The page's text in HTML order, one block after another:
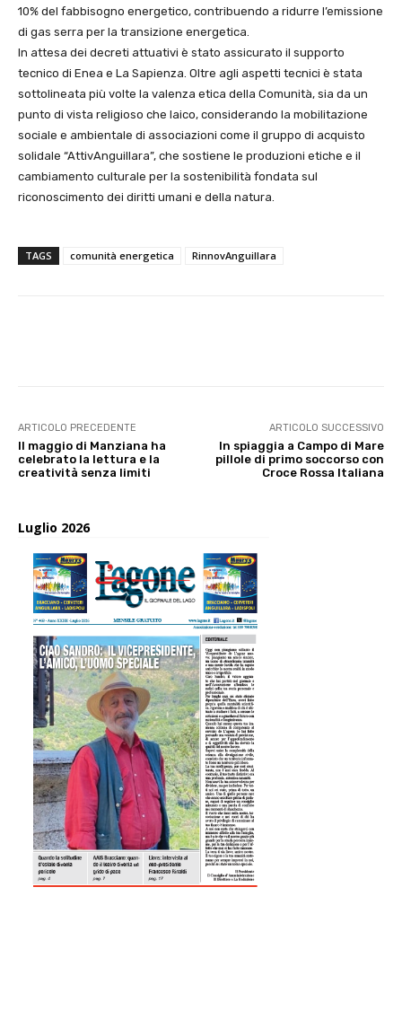
10% del fabbisogno energetico, contribuendo a ridurre l’emissione
di gas serra per la transizione energetica.
In attesa dei decreti attuativi è stato assicurato il supporto
tecnico di Enea e La Sapienza. Oltre agli aspetti tecnici è stata
sottolineata più volte la valenza etica della Comunità, sia da un
punto di vista religioso che laico, considerando la mobilitazione
sociale e ambientale di associazioni come il gruppo di acquisto
solidale “AttivAnguillara”, che sostiene le produzioni etiche e il
cambiamento culturale per la sostenibilità fondata sul
riconoscimento dei diritti umani e della natura.
TAGS comunità energetica RinnovAnguillara
ARTICOLO PRECEDENTE
Il maggio di Manziana ha
celebrato la lettura e la
creatività senza limiti
ARTICOLO SUCCESSIVO
In spiaggia a Campo di Mare
pillole di primo soccorso con
Croce Rossa Italiana
Luglio 2026